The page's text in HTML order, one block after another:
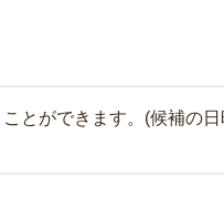
とができます。(候補の